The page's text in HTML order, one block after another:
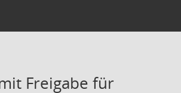
Freigabe für